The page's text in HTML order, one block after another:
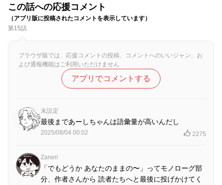
この話への応援コメント
（アプリ版に投稿されたコメントを表示しています）
第15話
ブラウザ版では、応援コメントの投稿、コメントへのいいジャン、お
よび通報機能はご利用いただけません
アプリでコメントする
未設定
最後まであーしちゃんは語彙量が高いんだし
2025/08/04 00:02 2275
Zaneri
「でもどうか あなたのままの〜」ってモノローグ部
分、作者さんから 読者たちへと最後に投げかけてく